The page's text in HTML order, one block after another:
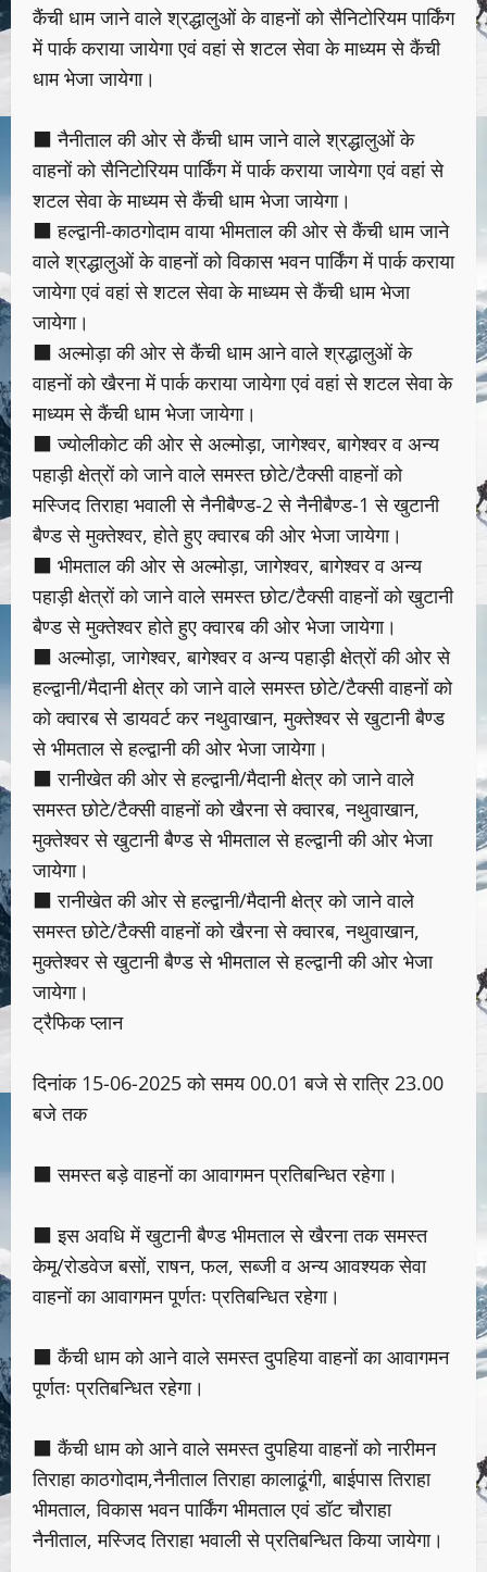
कैंची धाम जाने वाले श्रद्धालुओं के वाहनों को सैनिटोरियम पार्किंग
में पार्क कराया जायेगा एवं वहां से शटल सेवा के माध्यम से कैंची
धाम भेजा जायेगा।
■ नैनीताल की ओर से कैंची धाम जाने वाले श्रद्धालुओं के
वाहनों को सैनिटोरियम पार्किंग में पार्क कराया जायेगा एवं वहां से
शटल सेवा के माध्यम से कैंची धाम भेजा जायेगा।
■ हल्द्वानी-काठगोदाम वाया भीमताल की ओर से कैंची धाम जाने
वाले श्रद्धालुओं के वाहनों को विकास भवन पार्किंग में पार्क कराया
जायेगा एवं वहां से शटल सेवा के माध्यम से कैंची धाम भेजा
जायेगा।
■ अल्मोड़ा की ओर से कैंची धाम आने वाले श्रद्धालुओं के
वाहनों को खैरना में पार्क कराया जायेगा एवं वहां से शटल सेवा के
माध्यम से कैंची धाम भेजा जायेगा।
■ ज्योलीकोट की ओर से अल्मोड़ा, जागेश्वर, बागेश्वर व अन्य
पहाड़ी क्षेत्रों को जाने वाले समस्त छोटे/टैक्सी वाहनों को
मस्जिद तिराहा भवाली से नैनीबैण्ड-2 से नैनीबैण्ड-1 से खुटानी
बैण्ड से मुक्तेश्वर, होते हुए क्वारब की ओर भेजा जायेगा।
■ भीमताल की ओर से अल्मोड़ा, जागेश्वर, बागेश्वर व अन्य
पहाड़ी क्षेत्रों को जाने वाले समस्त छोट/टैक्सी वाहनों को खुटानी
बैण्ड से मुक्तेश्वर होते हुए क्वारब की ओर भेजा जायेगा।
■ अल्मोड़ा, जागेश्वर, बागेश्वर व अन्य पहाड़ी क्षेत्रों की ओर से
हल्द्वानी/मैदानी क्षेत्र को जाने वाले समस्त छोटे/टैक्सी वाहनों को
को क्वारब से डायवर्ट कर नथुवाखान, मुक्तेश्वर से खुटानी बैण्ड
से भीमताल से हल्द्वानी की ओर भेजा जायेगा।
■ रानीखेत की ओर से हल्द्वानी/मैदानी क्षेत्र को जाने वाले
समस्त छोटे/टैक्सी वाहनों को खैरना से क्वारब, नथुवाखान,
मुक्तेश्वर से खुटानी बैण्ड से भीमताल से हल्द्वानी की ओर भेजा
जायेगा।
■ रानीखेत की ओर से हल्द्वानी/मैदानी क्षेत्र को जाने वाले
समस्त छोटे/टैक्सी वाहनों को खैरना से क्वारब, नथुवाखान,
मुक्तेश्वर से खुटानी बैण्ड से भीमताल से हल्द्वानी की ओर भेजा
जायेगा।
ट्रैफिक प्लान
दिनांक 15-06-2025 को समय 00.01 बजे से रात्रि 23.00
बजे तक
■ समस्त बड़े वाहनों का आवागमन प्रतिबन्धित रहेगा।
■ इस अवधि में खुटानी बैण्ड भीमताल से खैरना तक समस्त
केमू/रोडवेज बसों, राषन, फल, सब्जी व अन्य आवश्यक सेवा
वाहनों का आवागमन पूर्णतः प्रतिबन्धित रहेगा।
■ कैंची धाम को आने वाले समस्त दुपहिया वाहनों का आवागमन
पूर्णतः प्रतिबन्धित रहेगा।
■ कैंची धाम को आने वाले समस्त दुपहिया वाहनों को नारीमन
तिराहा काठगोदाम,नैनीताल तिराहा कालाढूंगी, बाईपास तिराहा
भीमताल, विकास भवन पार्किंग भीमताल एवं डॉट चौराहा
नैनीताल, मस्जिद तिराहा भवाली से प्रतिबन्धित किया जायेगा।